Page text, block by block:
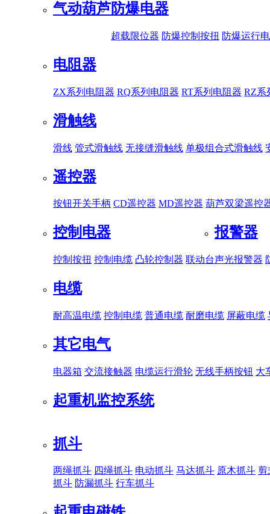
气动葫芦防爆电器
超载限位器 防爆控制按扭 防爆运行
电阻器
ZX系列电阻器 RQ系列电阻器 RT系列电阻器 RZ系
滑触线
滑线 管式滑触线 无接缝滑触线 单极组合式滑触线
遥控器
按钮开关手柄 CD遥控器 MD遥控器 葫芦双梁遥控
控制电器
控制按扭 控制电缆 凸轮控制器 联动台
报警器
声光报警器
电缆
耐高温电缆 控制电缆 普通电缆 耐磨电缆 屏蔽电缆
其它电气
电器箱 交流接触器 电缆运行滑轮 无线手柄按钮 大
起重机监控系统
抓斗
两绳抓斗 四绳抓斗 电动抓斗 马达抓斗 原木抓斗 剪
抓斗 防漏抓斗 行车抓斗